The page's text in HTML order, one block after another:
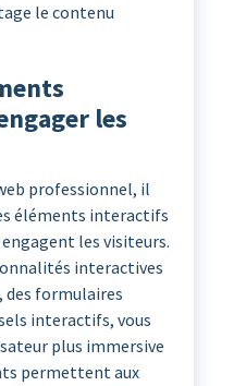
le contenu
les
professionnel, il
éléments interactifs
les visiteurs.
interactives
des formulaires
interactifs, vous
plus immersive
permettent aux